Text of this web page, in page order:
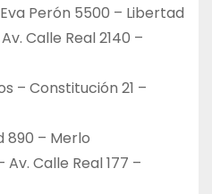
Perón 5500 – Libertad
Calle Real 2140 –
– Constitución 21 –
890 – Merlo
Calle Real 177 –